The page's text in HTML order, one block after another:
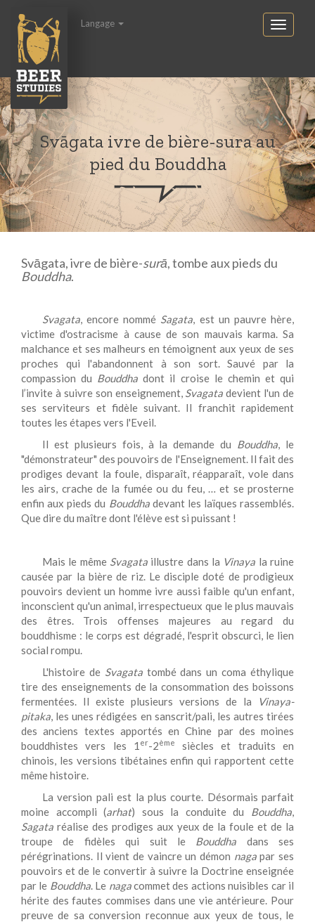
Langage
Svāgata ivre de bière-sura au
pied du Bouddha
Svāgata, ivre de bière-surā, tombe aux pieds du
Bouddha.
Svagata, encore nommé Sagata, est un pauvre hère,
victime d'ostracisme à cause de son mauvais karma. Sa
malchance et ses malheurs en témoignent aux yeux de ses
proches qui l'abandonnent à son sort. Sauvé par la
compassion du Bouddha dont il croise le chemin et qui
l’invite à suivre son enseignement, Svagata devient l'un de
ses serviteurs et fidèle suivant. Il franchit rapidement
toutes les étapes vers l'Eveil.
Il est plusieurs fois, à la demande du Bouddha, le
"démonstrateur" des pouvoirs de l'Enseignement. Il fait des
prodiges devant la foule, disparaît, réapparaît, vole dans
les airs, crache de la fumée ou du feu, … et se prosterne
enfin aux pieds du Bouddhadevant les laïques rassemblés.
Que dire du maître dont l'élève est si puissant !
Mais le même Svagata illustre dans la Vinaya la ruine
causée par la bière de riz. Le disciple doté de prodigieux
pouvoirs devient un homme ivre aussi faible qu'un enfant,
inconscient qu'un animal, irrespectueux que le plus mauvais
des êtres. Trois offenses majeures au regard du
bouddhisme : le corps est dégradé, l'esprit obscurci, le lien
social rompu.
L'histoire de Svagatatombé dans un coma éthylique
tire des enseignements de la consommation des boissons
fermentées. Il existe plusieurs versions de la
Vinaya-
pitaka, les unes rédigées en sanscrit/pali, les autres tirées
des anciens textes apportés en Chine par des moines
bouddhistes vers les 1 er-2ème
siècles et traduits en
chinois, les versions tibétaines enfin qui rapportent cette
même histoire.
La version pali est la plus courte. Désormais parfait
moine accompli (arhat) sous la conduite du Bouddha,
Sagata réalise des prodiges aux yeux de la foule et de la
troupe de fidèles qui suit le Bouddha dans ses
pérégrinations. Il vient de vaincre un démon nagapar ses
pouvoirs et de le convertir à suivre la Doctrine enseignée
par le Bouddha. Le nagacommet des actions nuisibles car il
hérite des fautes commises dans une vie antérieure. Pour
preuve de sa conversion reconnue aux yeux de tous, le